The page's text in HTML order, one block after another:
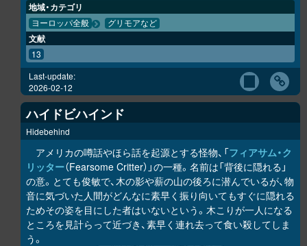
地域・カテゴリ
ヨーロッパ全般 グリモアなど
文献
13
Last-update:
2026-02-12
ハイドビハインド
Hidebehind
アメリカの噂話やほら話を起源とする怪物、「フィアサム・ク
リッター（Fearsome Critter）」の一種。名前は「背後に隠れる」
の意。とても俊敏で、木の影や薪の山の後ろに潜んでいるが、物
音に気づいた人間がどんなに素早く振り向いてもすぐに隠れる
ためその姿を目にした者はいないという。木こりが一人になる
ところを見計らって近づき、素早く連れ去って食い殺してしま
う。